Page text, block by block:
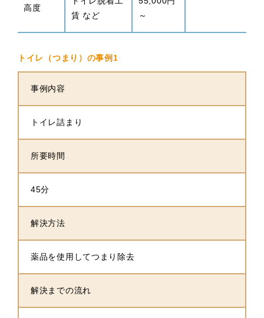
高度
賃 など
～
トイレ（つまり）の事例1
事例内容
トイレ詰まり
所要時間
45分
解決方法
薬品を使用してつまり除去
解決までの流れ